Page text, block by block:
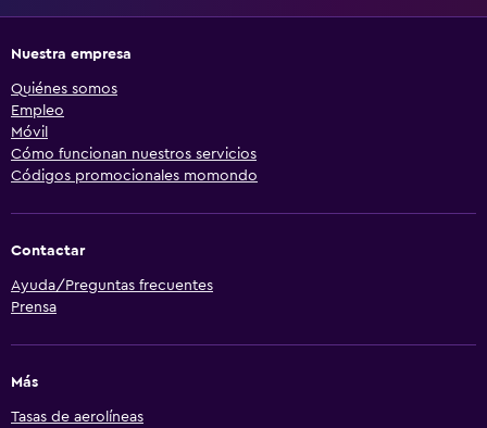
Nuestra empresa
Quiénes somos
Empleo
Móvil
Cómo funcionan nuestros servicios
Códigos promocionales momondo
Contactar
Ayuda/Preguntas frecuentes
Prensa
Más
Tasas de aerolíneas